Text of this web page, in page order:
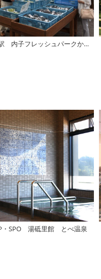
道の駅 内子フレッシュパークからり「からり直売所」
・SPO 湯砥里館 とべ温泉